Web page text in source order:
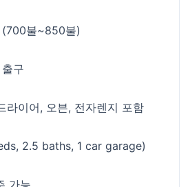
불~850불)
구
라이어, 오븐, 전자렌지 포함
2.5 baths, 1 car garage)
가능